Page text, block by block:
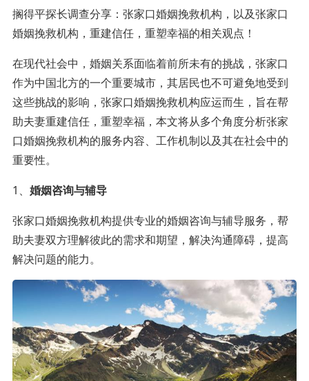
搁得平探长调查分享：张家口婚姻挽救机构，以及张家口
婚姻挽救机构，重建信任，重塑幸福的相关观点！
在现代社会中，婚姻关系面临着前所未有的挑战，张家口
作为中国北方的一个重要城市，其居民也不可避免地受到
这些挑战的影响，张家口婚姻挽救机构应运而生，旨在帮
助夫妻重建信任，重塑幸福，本文将从多个角度分析张家
口婚姻挽救机构的服务内容、工作机制以及其在社会中的
重要性。
1、 婚姻咨询与辅导
张家口婚姻挽救机构提供专业的婚姻咨询与辅导服务，帮
助夫妻双方理解彼此的需求和期望，解决沟通障碍，提高
解决问题的能力。